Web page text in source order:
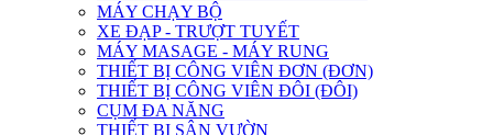
MÁY CHẠY BỘ
XE ĐẠP - TRƯỢT TUYẾT
MÁY MASAGE - MÁY RUNG
THIẾT BỊ CÔNG VIÊN ĐƠN (ĐƠN)
THIẾT BỊ CÔNG VIÊN ĐÔI (ĐÔI)
CỤM ĐA NĂNG
THIẾT BỊ SÂN VƯỜN